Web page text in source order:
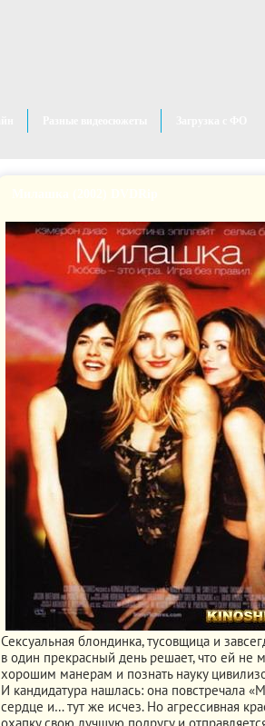
Сексуальная блондинка, тусовщица и
в один прекрасный день решает, что ей не
хорошим манерам и познать науку
И кандидатура нашлась: она повстречала
сердце и… тут же исчез. Но агрессивная